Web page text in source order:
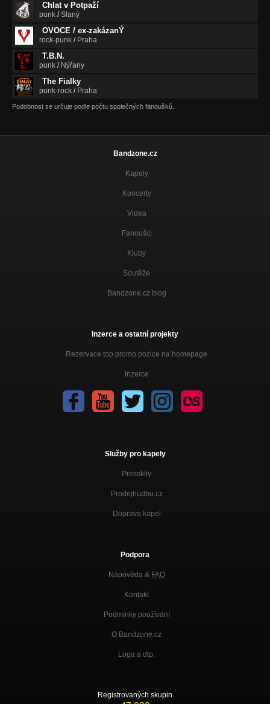
Chlat v Potpaží
punk /Slaný
OVOCE / ex-zakázanÝ
rock-punk / Praha
T.B.N.
punk / Nýřany
The Fialky
punk-rock / Praha
Podobnost se určuje podle počtu společných fanoušků.
Bandzone.cz
Kapely
Koncerty
Videa
Fanoušci
Kluby
Soutěže
Bandzone.cz blog
Inzerce a ostatní projekty
Rezervace top promo pozice na homepage
Inzerce
Služby pro kapely
Presskity
Prodejhudbu.cz
Doprava kapel
Podpora
Nápověda & FAQ
Kontakt
Podmínky používání
O Bandzone.cz
Loga a dtp.
Registrovaných skupin